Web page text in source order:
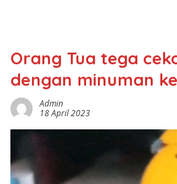
Orang Tua tega
dengan minuman
Admin
18 April 2023